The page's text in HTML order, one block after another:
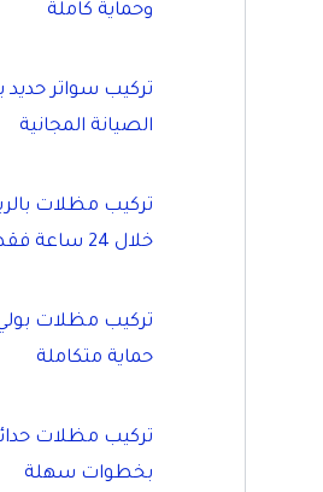
وحماية كاملة
تركيب سواتر
الصيانة المجانية
تركيب مظلات
خلال 24 ساعة فقط!
تركيب مظلات
حماية متكاملة
تركيب مظلات
بخطوات سهلة